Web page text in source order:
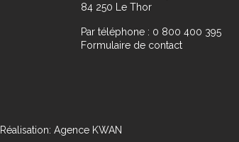
84 250 Le Thor
Par téléphone : 0 800 400 395
Formulaire de contact
Réalisation: Agence KWAN